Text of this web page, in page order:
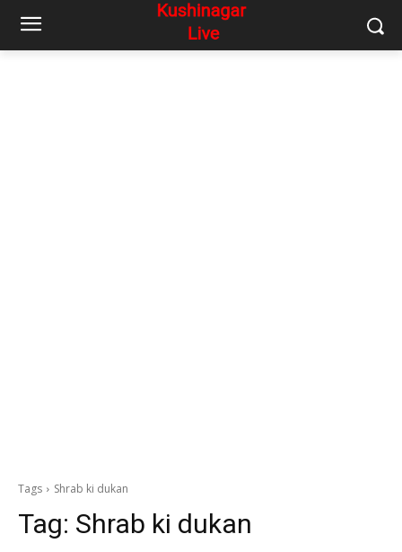
Tags Shrab ki dukan
Tag: Shrab ki dukan